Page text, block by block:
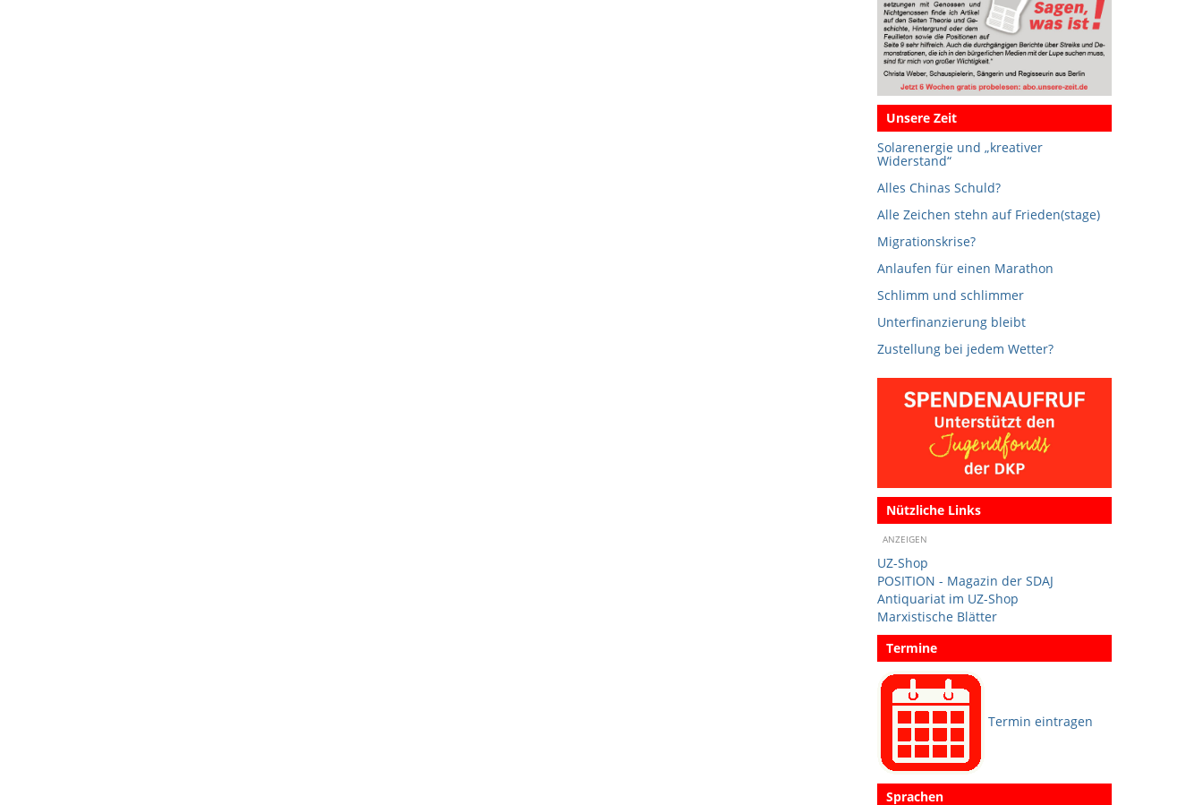
Unsere Zeit
Solarenergie und „kreativer
Widerstand“
Alles Chinas Schuld?
Alle Zeichen stehn auf Frieden(stage)
Migrationskrise?
Anlaufen für einen Marathon
Schlimm und schlimmer
Unterfinanzierung bleibt
Zustellung bei jedem Wetter?
Nützliche Links
ANZEIGEN
UZ-Shop
POSITION - Magazin der SDAJ
Antiquariat im UZ-Shop
Marxistische Blätter
Termine
Termin eintragen
Sprachen